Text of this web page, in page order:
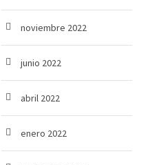
noviembre 2022
junio 2022
abril 2022
enero 2022